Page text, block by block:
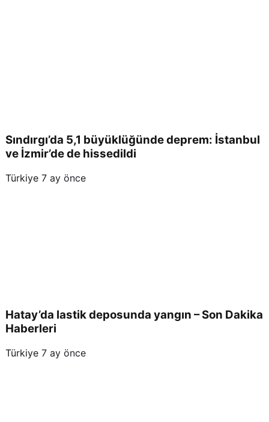
Sındırgı’da 5,1 büyüklüğünde deprem: İstanbul
ve İzmir’de de hissedildi
Türkiye 7 ay önce
Hatay’da lastik deposunda yangın – Son Dakika
Haberleri
Türkiye 7 ay önce